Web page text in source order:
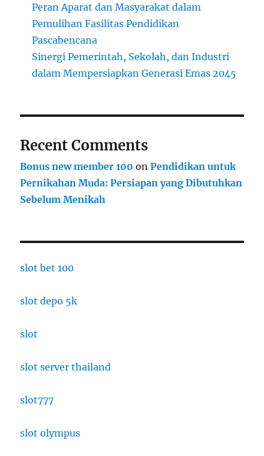
Peran Aparat dan Masyarakat dalam
Pemulihan Fasilitas Pendidikan
Pascabencana
Sinergi Pemerintah, Sekolah, dan Industri
dalam Mempersiapkan Generasi Emas 2045
Recent Comments
Bonus new member 100 onPendidikan untuk
Pernikahan Muda: Persiapan yang Dibutuhkan
Sebelum Menikah
slot bet 100
slot depo 5k
slot
slot server thailand
slot777
slot olympus